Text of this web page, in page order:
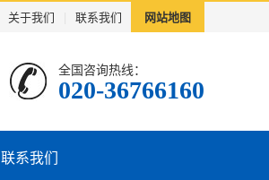
关于我们 联系我们 网站地图
全国咨询热线：
020-36766160
联系我们